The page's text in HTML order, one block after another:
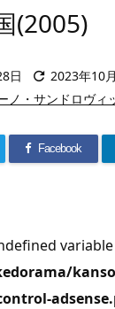
(2005)
日  2023年10
ノ・サンドロヴ
Facebook